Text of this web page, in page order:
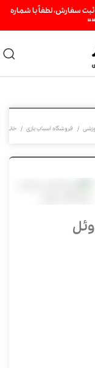
سفارش، لطفاً با شماره